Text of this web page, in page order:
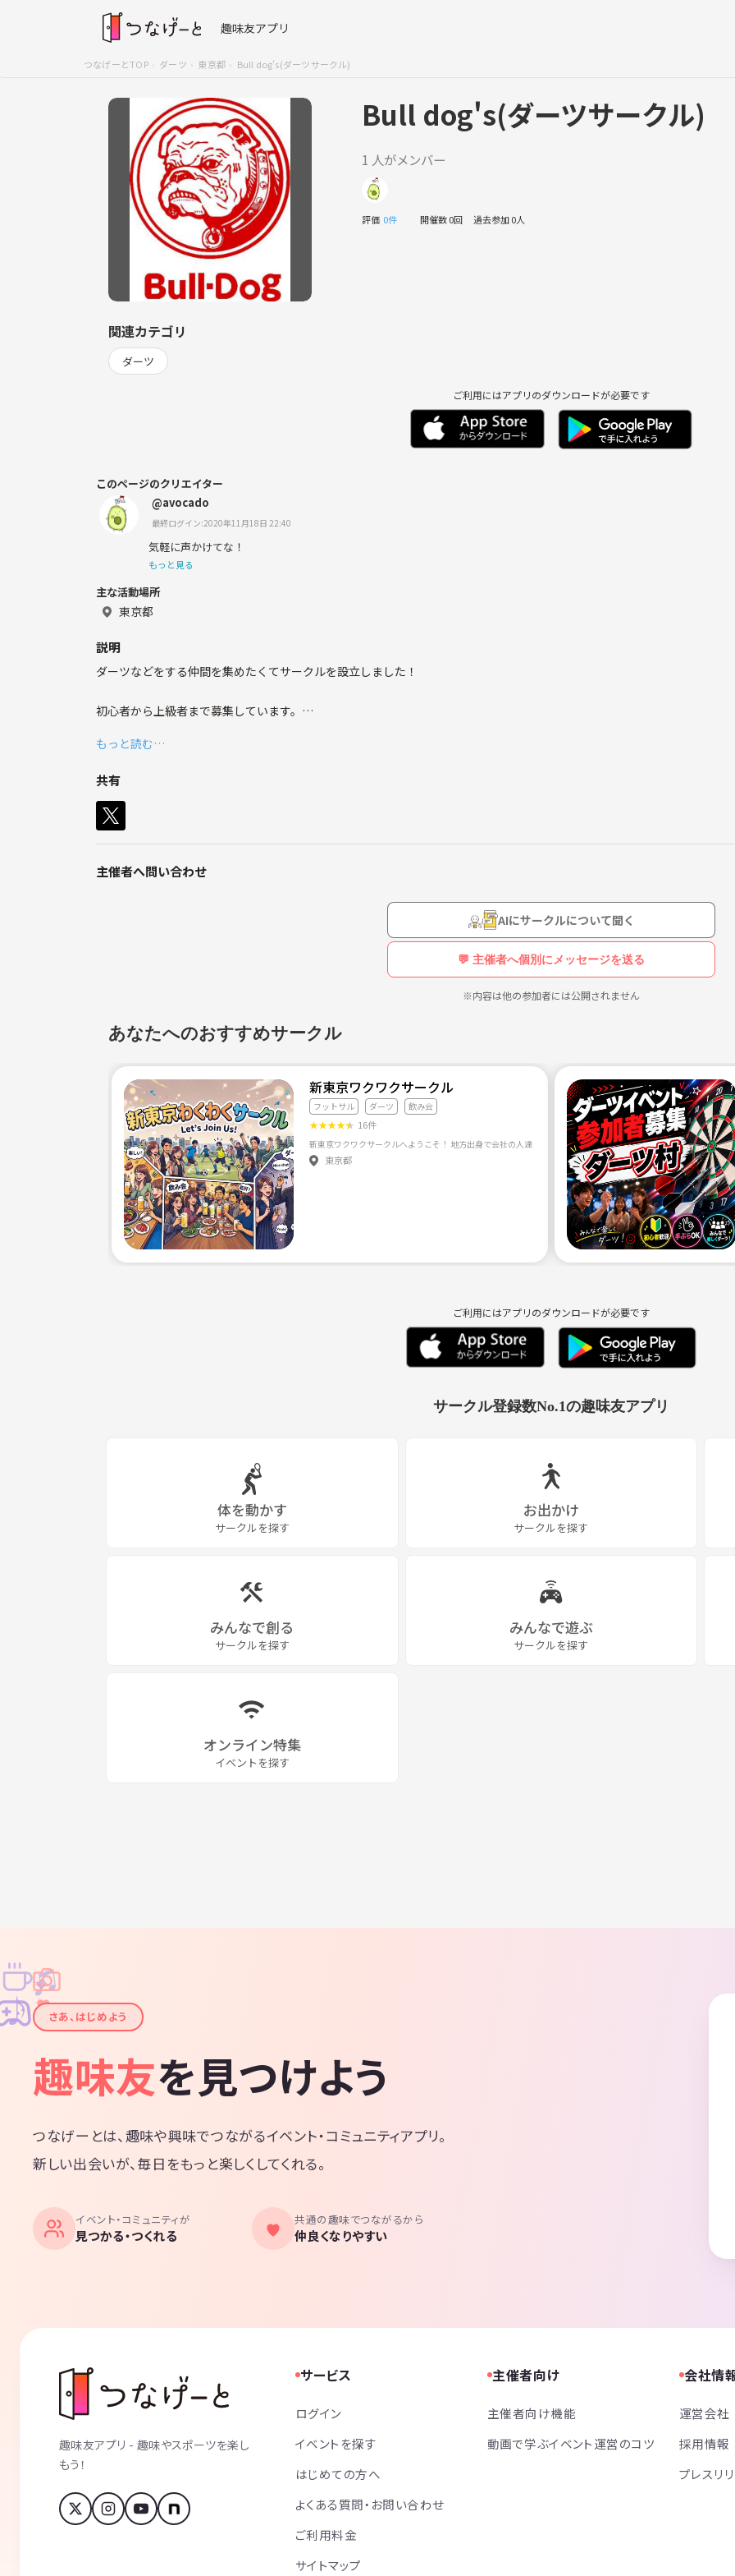
趣味友アプリ
つなげーとTOP ダーツ 東京都 Bull dog's(ダーツサークル)
Bull dog's(ダーツサークル)
1 人がメンバー
評価 0件 開催数 0回 過去参加 0人
関連カテゴリ
ダーツ
ご利用にはアプリのダウンロードが必要です
このページのクリエイター
@avocado
最終ログイン:2020年11月18日 22:40
気軽に声かけてな！
もっと見る
主な活動場所
東京都
説明
ダーツなどをする仲間を集めたくてサークルを設立しました！
初心者から上級者まで募集しています。
学生であれば大学生も高校生もなんなら中学生も！笑笑 誰でも参加可能なのでどしどし声かけてください！！
もっと読む…
共有
主催者へ問い合わせ
AIにサークルについて聞く
💬 主催者へ個別にメッセージを送る
※内容は他の参加者には公開されません
あなたへのおすすめサークル
新東京ワクワクサークル
フットサル ダーツ 飲み会
★★★★★ 16件
東京都
ご利用にはアプリのダウンロードが必要です
サークル登録数No.1の趣味友アプリ
体を動かす
サークルを探す
お出かけ
サークルを探す
みんなで創る
サークルを探す
みんなで遊ぶ
サークルを探す
オンライン特集
イベントを探す
✦
✦
✧
✧
♪
♫
さあ、はじめよう
趣味友を見つけよう
つなげーとは、趣味や興味でつながるイベント・コミュニティアプリ。
新しい出会いが、毎日をもっと楽しくしてくれる。
イベント・コミュニティが
見つかる・つくれる
共通の趣味でつながるから
仲良くなりやすい
趣味友アプリ - 趣味やスポーツを楽し
もう！
サービス
ログイン
イベントを探す
はじめての方へ
よくある質問・お問い合わせ
ご利用料金
サイトマップ
主催者向け
主催者向け機能
動画で学ぶイベント運営のコツ
会社情
運営会社
採用情報
プレスリ